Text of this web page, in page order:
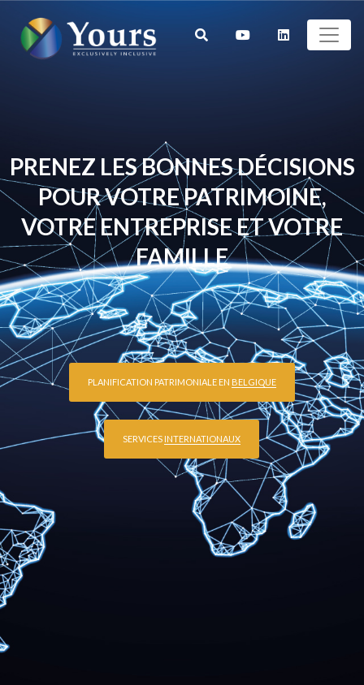
PRENEZ LES BONNES DÉCISIONS
POUR VOTRE PATRIMOINE,
VOTRE ENTREPRISE ET VOTRE
FAMILLE
PLANIFICATION PATRIMONIALE EN BELGIQUE
SERVICES INTERNATIONAUX